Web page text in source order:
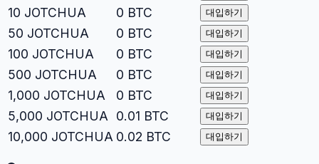
10 JOTCHUA 0 BTC 대입하기
50 JOTCHUA 0 BTC 대입하기
100 JOTCHUA 0 BTC 대입하기
500 JOTCHUA 0 BTC 대입하기
1,000 JOTCHUA 0 BTC 대입하기
5,000 JOTCHUA 0.01 BTC 대입하기
10,000 JOTCHUA 0.02 BTC 대입하기